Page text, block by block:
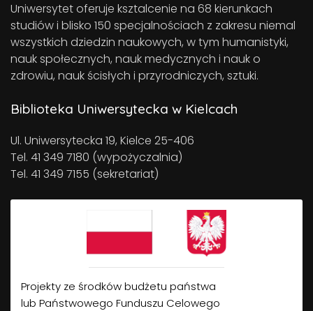
Uniwersytet oferuje ksztalcenie na 68 kierunkach
studiów i blisko 150 specjalnościach z zakresu niemal
wszystkich dziedzin naukowych, w tym humanistyki,
nauk społecznych, nauk medycznych i nauk o
zdrowiu, nauk ścisłych i przyrodniczych, sztuki.
Biblioteka Uniwersytecka w Kielcach
Ul. Uniwersytecka 19, Kielce 25-406
Tel. 41 349 7180 (wypożyczalnia)
Tel. 41 349 7155 (sekretariat)
Projekty ze środków budżetu państwa
lub Państwowego Funduszu Celowego